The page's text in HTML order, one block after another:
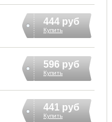
444 руб
Купить
596 руб
Купить
441 руб
Купить